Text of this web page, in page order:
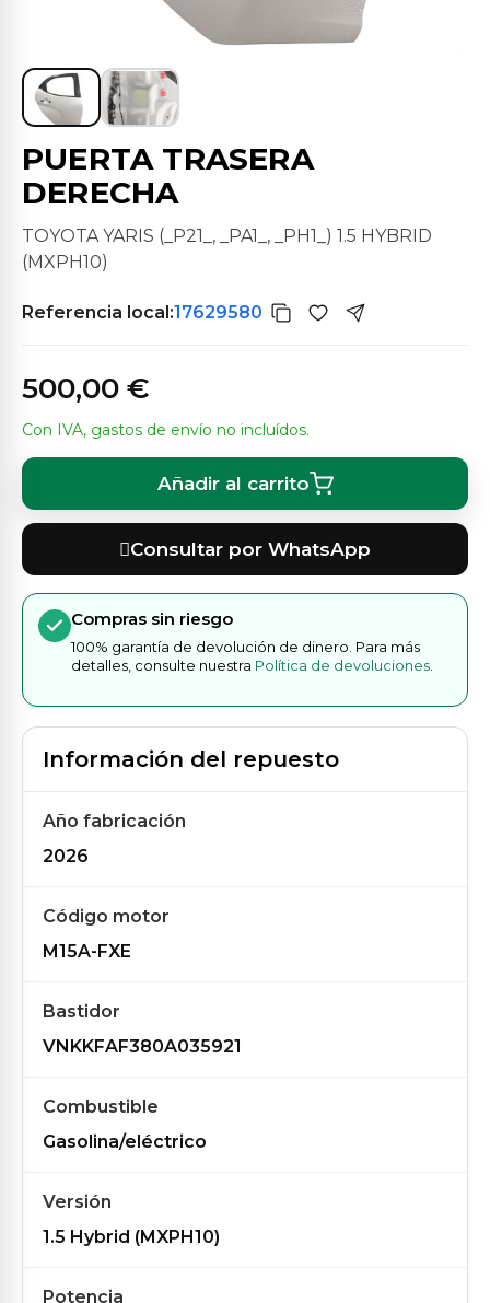
PUERTA TRASERA
DERECHA
TOYOTA YARIS (_P21_, _PA1_, _PH1_) 1.5 HYBRID
(MXPH10)
Referencia local:17629580
500,00 €
Con IVA, gastos de envío no incluídos.
Añadir al carrito
Consultar por WhatsApp
Compras sin riesgo
100% garantía de devolución de dinero. Para más
detalles, consulte nuestra Política de devoluciones
Información del repuesto
Año fabricación
2026
Código motor
M15A-FXE
Bastidor
VNKKFAF380A035921
Combustible
Gasolina/eléctrico
Versión
1.5 Hybrid (MXPH10)
Potencia